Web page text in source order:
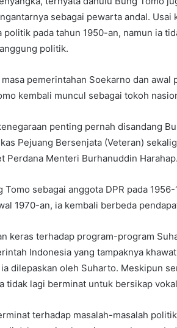
sebagai pewarta andal.
pada tahun 1950-an, namun ia
politik.
pemerintahan Soekarno dan
kembali muncul sebagai tokoh
penting pernah disandang
Pejuang Bersenjata (Veteran)
Perdana Menteri Burhanuddin Harahap.
Tomo sebagai anggota DPR pada
1970-an, ia kembali berbeda
keras terhadap program-program
Indonesia yang tampaknya
dilepaskan oleh Suharto. Meskipun
tidak lagi berminat untuk bersikap
terhadap masalah-masalah